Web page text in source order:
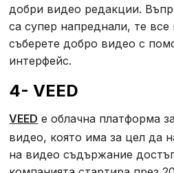
добри видео редакции.
са супер напреднали, те
съберете добро видео с
интерфейс.
4- VEED
VEED е облачна платформа
видео, която има за цел да
на видео съдържание